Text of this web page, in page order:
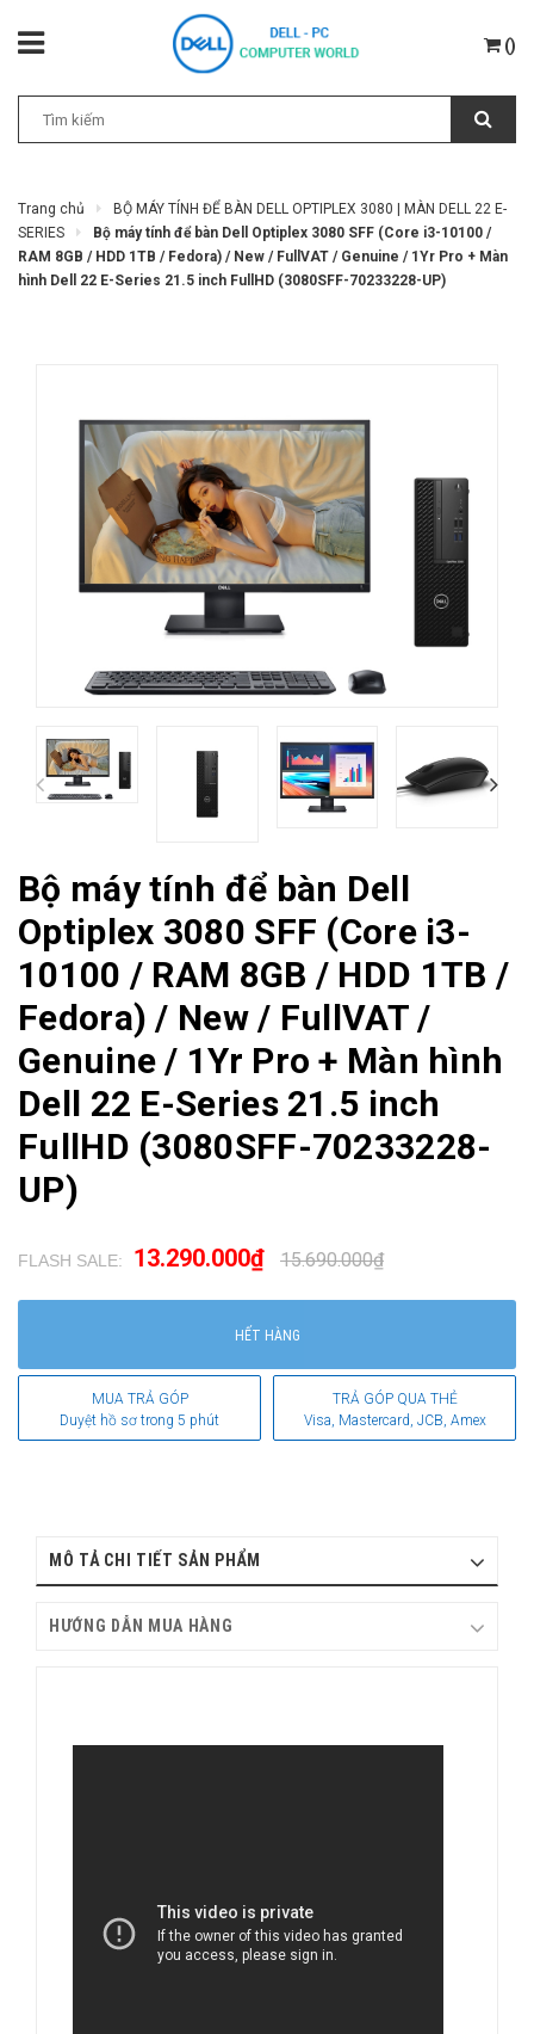
()
Trang chủ
BỘ MÁY TÍNH ĐỂ BÀN DELL OPTIPLEX 3080 | MÀN DELL 22 E-
SERIES
Bộ máy tính để bàn Dell Optiplex 3080 SFF (Core i3-10100 /
RAM 8GB / HDD 1TB / Fedora) / New / FullVAT / Genuine / 1Yr Pro + Màn
hình Dell 22 E-Series 21.5 inch FullHD (3080SFF-70233228-UP)
Bộ máy tính để bàn Dell
Optiplex 3080 SFF (Core i3-
10100 / RAM 8GB / HDD 1TB /
Fedora) / New / FullVAT /
Genuine / 1Yr Pro + Màn hình
Dell 22 E-Series 21.5 inch
FullHD (3080SFF-70233228-
UP)
FLASH SALE: 13.290.000₫ 15.690.000₫
HẾT HÀNG
MUA TRẢ GÓP
Duyệt hồ sơ trong 5 phút
TRẢ GÓP QUA THẺ
Visa, Mastercard, JCB, Amex
MÔ TẢ CHI TIẾT SẢN PHẨM
HƯỚNG DẪN MUA HÀNG